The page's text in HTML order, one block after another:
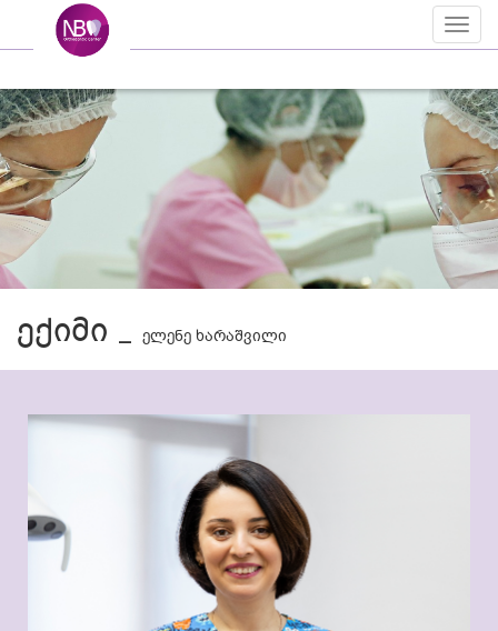
ექიმი _ ელენე ხარაშვილი